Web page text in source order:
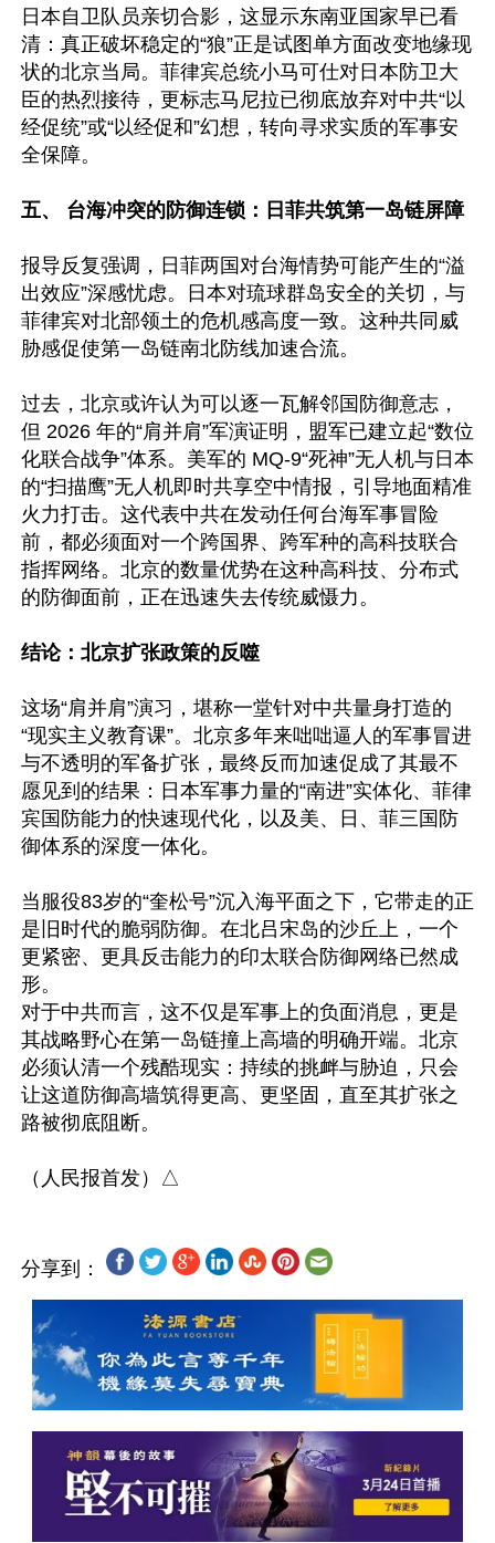
日本自卫队员亲切合影，这显示东南亚国家早已看
清：真正破坏稳定的“狼”正是试图单方面改变地缘现
状的北京当局。菲律宾总统小马可仕对日本防卫大
臣的热烈接待，更标志马尼拉已彻底放弃对中共“以
经促统”或“以经促和”幻想，转向寻求实质的军事安
全保障。
五、 台海冲突的防御连锁：日菲共筑第一岛链屏障
报导反复强调，日菲两国对台海情势可能产生的“溢
出效应”深感忧虑。日本对琉球群岛安全的关切，与
菲律宾对北部领土的危机感高度一致。这种共同威
胁感促使第一岛链南北防线加速合流。
过去，北京或许认为可以逐一瓦解邻国防御意志，
但 2026 年的“肩并肩”军演证明，盟军已建立起“数位
化联合战争”体系。美军的 MQ-9“死神”无人机与日本
的“扫描鹰”无人机即时共享空中情报，引导地面精准
火力打击。这代表中共在发动任何台海军事冒险
前，都必须面对一个跨国界、跨军种的高科技联合
指挥网络。北京的数量优势在这种高科技、分布式
的防御面前，正在迅速失去传统威慑力。
结论：北京扩张政策的反噬
这场“肩并肩”演习，堪称一堂针对中共量身打造的
“现实主义教育课”。北京多年来咄咄逼人的军事冒进
与不透明的军备扩张，最终反而加速促成了其最不
愿见到的结果：日本军事力量的“南进”实体化、菲律
宾国防能力的快速现代化，以及美、日、菲三国防
御体系的深度一体化。
当服役83岁的“奎松号”沉入海平面之下，它带走的正
是旧时代的脆弱防御。在北吕宋岛的沙丘上，一个
更紧密、更具反击能力的印太联合防御网络已然成
形。
对于中共而言，这不仅是军事上的负面消息，更是
其战略野心在第一岛链撞上高墙的明确开端。北京
必须认清一个残酷现实：持续的挑衅与胁迫，只会
让这道防御高墙筑得更高、更坚固，直至其扩张之
路被彻底阻断。
分享到：